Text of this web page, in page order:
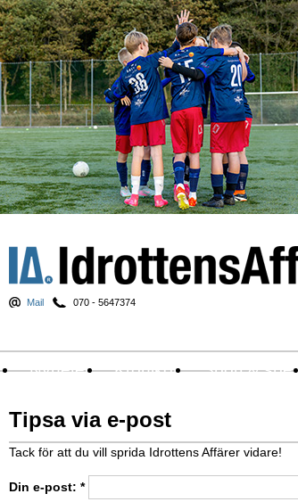
Mail 070 - 5647374
Nyheter Krönikor Sport & spel
Tipsa via e-post
Tack för att du vill sprida Idrottens Affärer vidare!
Din e-post: *